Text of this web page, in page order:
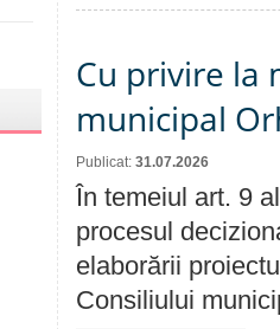
Cu privire la
municipal
Publicat: 31.07.2026
În temeiul art. 9
procesul
elaborării
Consiliului